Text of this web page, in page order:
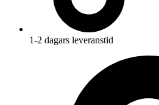
1-2 dagars leveranstid